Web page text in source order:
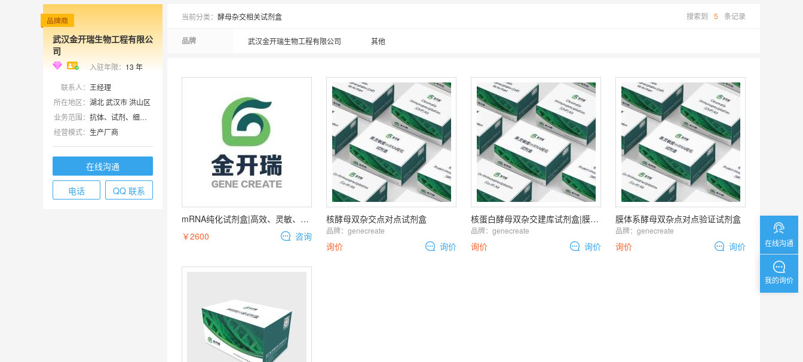
武汉金开瑞生物工程有限公
司
入驻年限： 13 年
联系人： 王经理
所在地区： 湖北 武汉市 洪山区
业务范围：
抗体、试剂、细胞库 / 细胞培养、技术服务
经营模式： 生产厂商
在线沟通
电话 QQ 联系
当前分类： 酵母杂交相关试剂盒 搜索到 5 条记录
品牌 武汉金开瑞生物工程有限公司 其他
mRNA纯化试剂盒|高效、灵敏、高性价比| mRNA Isolation Master Kit
￥2600
咨询
核酵母双杂交点对点试剂盒
品牌： genecreate
询价 询价
核蛋白酵母双杂交建库试剂盒|膜蛋白酵母双杂交建库试剂盒|核/膜蛋白酵母双杂交建库试剂盒
品牌： genecreate
询价 询价
膜体系酵母双杂点对点验证试剂盒
品牌： genecreate
询价 询价 在线沟通
我的询价